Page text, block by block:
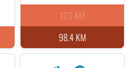
98.4 KM
123 KM